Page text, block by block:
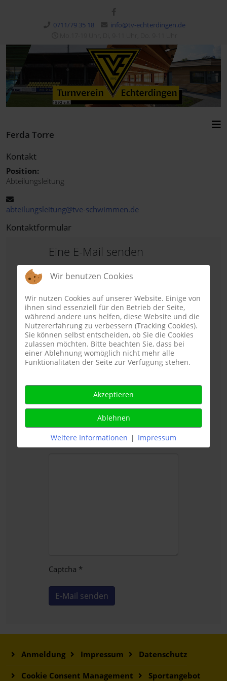
0711/79 35 18
info@tv-echterdingen.de
Ferda Torre
Kontakt
Position:
Abteilungsleitung
E-Mail
abteilungsleitung@tve-schwimmen.de
Kontaktformular
Eine E-Mail senden
*Benötigtes Feld
Name*
E-Mail*
Betreff*
Captcha *
E-Mail senden
Anmeldung Impressum Datenschutz
Cookie Consent Management Sportangebot
Wir benutzen Cookies
Wir nutzen Cookies auf unserer Website. Einige von
ihnen sind essenziell für den Betrieb der Seite,
während andere uns helfen, diese Website und die
Nutzererfahrung zu verbessern (Tracking Cookies).
Sie können selbst entscheiden, ob Sie die Cookies
zulassen möchten. Bitte beachten Sie, dass bei
einer Ablehnung womöglich nicht mehr alle
Funktionalitäten der Seite zur Verfügung stehen.
Akzeptieren
Ablehnen
Weitere Informationen | Impressum